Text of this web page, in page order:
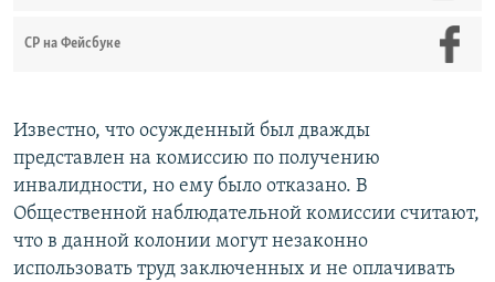
СР на Фейсбуке
Известно, что осужденный был дважды
представлен на комиссию по получению
инвалидности, но ему было отказано. В
Общественной наблюдательной комиссии считают,
что в данной колонии могут незаконно
использовать труд заключенных и не оплачивать